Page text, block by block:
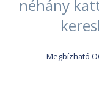
néhány
Megbízható